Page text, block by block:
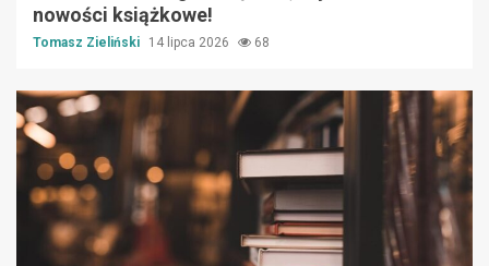
nowości książkowe!
Tomasz Zieliński 14 lipca 2026 68